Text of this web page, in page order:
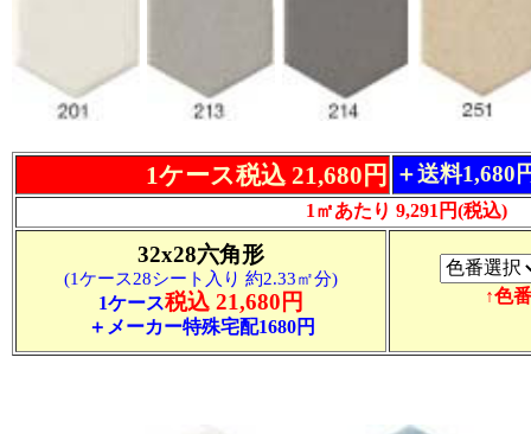
1ケース税込 21,680円 ＋送料1,680
1㎡あたり 9,291円(税込)
32x28六角形
(1ケース28シート入り 約2.33㎡分)
1ケース税込 21,680円
＋メーカー特殊宅配1680円
↑色